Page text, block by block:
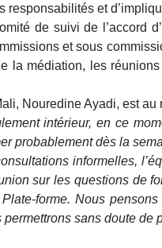
responsabilités et
de suivi de l’accord
et sous
la médiation, les
Nouredine Ayadi, est
intérieur, en ce
probablement dès la
informelles,
sur les questions de
forme. Nous
sans doute